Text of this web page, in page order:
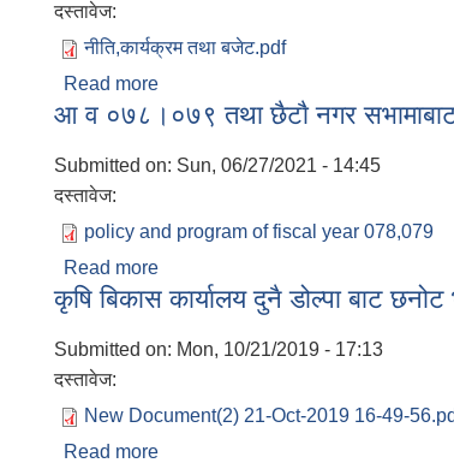
दस्तावेज:
नीति,कार्यक्रम तथा बजेट.pdf
Read more
आ‍ व ०७८।०७९ तथा छैटाै नगर सभामाबाट
Submitted on: Sun, 06/27/2021 - 14:45
दस्तावेज:
policy and program of fiscal year 078,079
Read more
कृषि बिकास कार्यालय दुनै डोल्पा बाट
Submitted on: Mon, 10/21/2019 - 17:13
दस्तावेज:
New Document(2) 21-Oct-2019 16-49-
Read more